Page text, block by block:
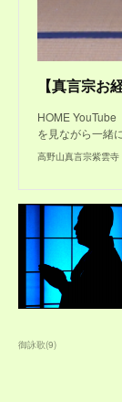
HOME YouTube
を見ながら一緒
高野山真言宗紫雲寺
御詠歌(9)